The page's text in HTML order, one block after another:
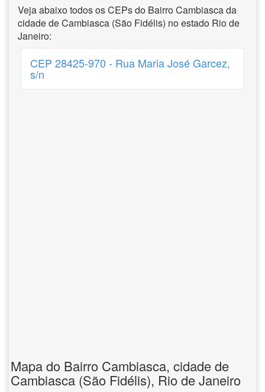
Veja abaixo todos os CEPs do Bairro Cambiasca da
cidade de Cambiasca (São Fidélis) no estado Rio de
Janeiro:
CEP 28425-970 - Rua Maria José Garcez,
s/n
Mapa do Bairro Cambiasca, cidade de
Cambiasca (São Fidélis), Rio de Janeiro